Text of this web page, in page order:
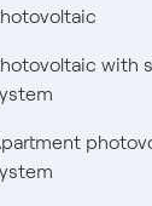
with